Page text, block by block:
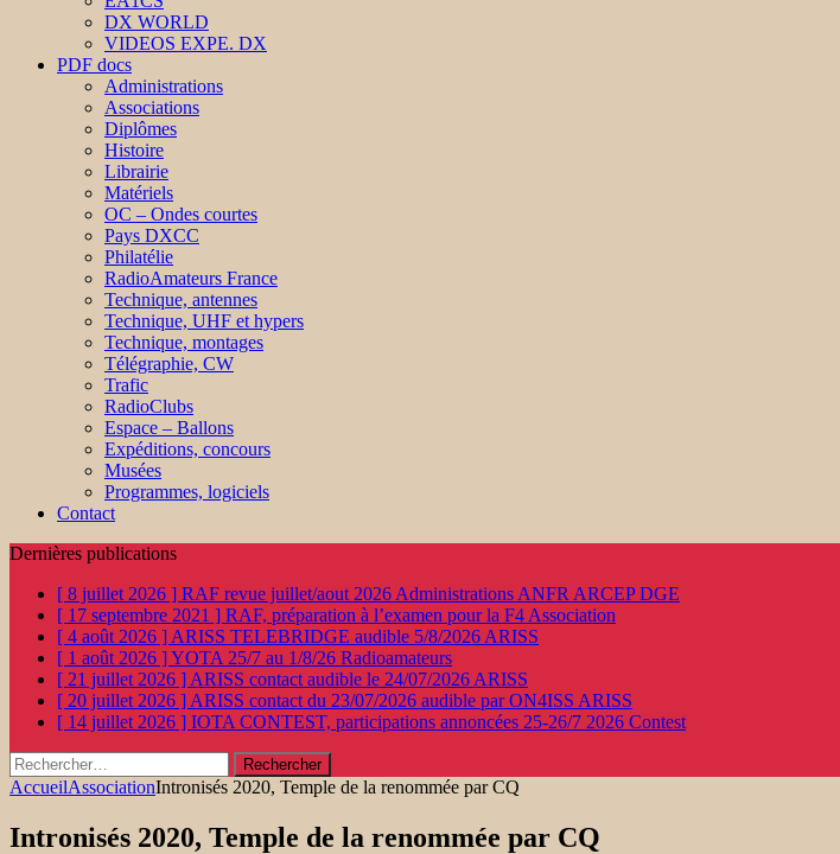
DX WORLD
VIDEOS EXPE. DX
PDF docs
Administrations
Associations
Diplômes
Histoire
Librairie
Matériels
OC – Ondes courtes
Pays DXCC
Philatélie
RadioAmateurs France
Technique, antennes
Technique, UHF et hypers
Technique, montages
Télégraphie, CW
Trafic
RadioClubs
Espace – Ballons
Expéditions, concours
Musées
Programmes, logiciels
Contact
Dernières publications
[ 8 juillet 2026 ] RAF revue juillet/aout 2026 Administrations ANFR ARCEP DGE
[ 17 septembre 2021 ] RAF, préparation à l’examen pour la F4 Association
[ 4 août 2026 ] ARISS TELEBRIDGE audible 5/8/2026 ARISS
[ 1 août 2026 ]YOTA 25/7 au 1/8/26 Radioamateurs
[ 21 juillet 2026 ] ARISS contact audible le 24/07/2026 ARISS
[ 20 juillet 2026 ] ARISS contact du 23/07/2026 audible par ON4ISS ARISS
[ 14 juillet 2026 ] IOTA CONTEST, participations annoncées 25-26/7 2026 Contest
Rechercher :
AccueilAssociationIntronisés 2020, Temple de la renommée par CQ
Intronisés 2020, Temple de la renommée par CQ